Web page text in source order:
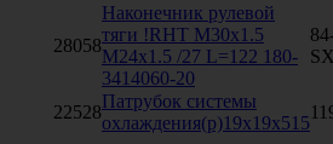
28058
Наконечник рулевой
тяги !RHT M30x1.5
M24x1.5 /27 L=122 180-
3414060-20
SX
22528
Патрубок системы
охлаждения(р)19x19x515